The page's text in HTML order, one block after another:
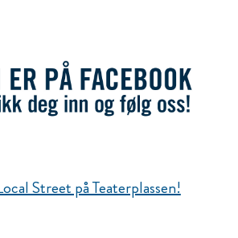
Street på Teaterplassen!